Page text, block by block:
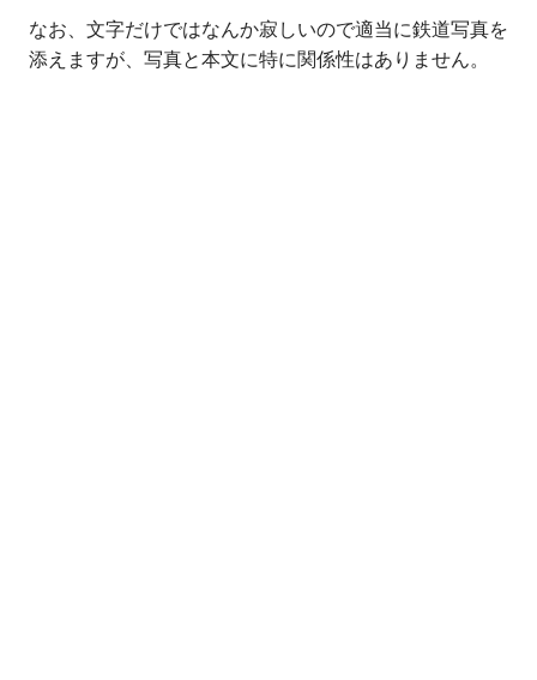
なお、文字だけではなんか寂しいので適当に鉄道写真を
添えますが、写真と本文に特に関係性はありません。